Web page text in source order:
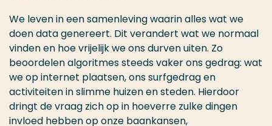
We leven in een samenleving waarin alles wat we
doen data genereert. Dit verandert wat we normaal
vinden en hoe vrijelijk we ons durven uiten. Zo
beoordelen algoritmes steeds vaker ons gedrag: wat
we op internet plaatsen, ons surfgedrag en
activiteiten in slimme huizen en steden. Hierdoor
dringt de vraag zich op in hoeverre zulke dingen
invloed hebben op onze baankansen,